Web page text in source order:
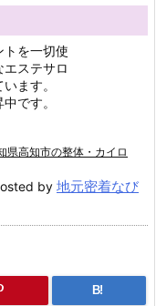
トを一切使
ステサロ
ます。
です。
県高知市の整体・カイロ
by 地元密着なび
B!